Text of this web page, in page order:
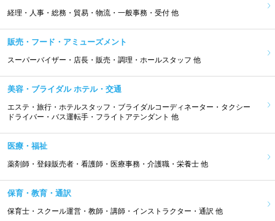
経理・人事・総務・貿易・物流・一般事務・受付 他
販売・フード・アミューズメント
スーパーバイザー・店長・販売・調理・ホールスタッフ 他
美容・ブライダル ホテル・交通
エステ・旅行・ホテルスタッフ・ブライダルコーディネーター・タクシー
ドライバー・バス運転手・フライトアテンダント 他
医療・福祉
薬剤師・登録販売者・看護師・医療事務・介護職・栄養士 他
保育・教育・通訳
保育士・スクール運営・教師・講師・インストラクター・通訳 他